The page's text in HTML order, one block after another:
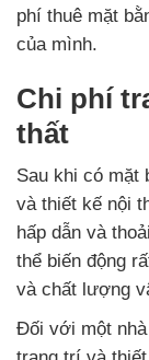
phí thuê mặt
của mình.
Chi phí
thất
Sau khi có mặt
và thiết kế nội
hấp dẫn và
thể biến động
và chất lượng
Đối với một